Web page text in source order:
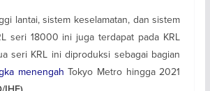
lantai, sistem keselamatan, dan sistem
seri 18000 ini juga terdapat pada KRL
seri KRL ini diproduksi sebagai bagian
menengah Tokyo Metro hingga 2021